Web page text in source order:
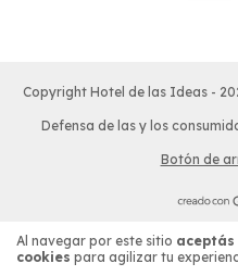
Al navegar por este sitio aceptás
cookies para agilizar tu
Copyright Hotel de las Ideas -
Defensa de las y los
Botón de